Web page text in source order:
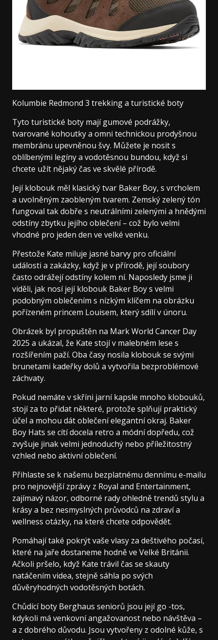
Kolumbie Redmond 3 trekking a turistické boty
Tyto turistické boty mají gumové podrážky,
tvarované kohoutky a omni technickou prodyšnou
membránu upevněnou švy. Můžete je nosit s
oblíbenými legíny a vodotěsnou bundou, když si
chcete užít nějaký čas ve skvělé přírodě.
Její klobouk měl klasický tvar Baker Boy, s vrcholem
a uvolněným zaobleným tvarem. Zemský zelený tón
fungoval tak dobře s neutrálními zelenými a hnědými
odstíny zbytku jejího oblečení – což bylo velmi
vhodné pro jeden den ve velké venku.
Přestože Kate miluje jasné barvy pro oficiální
události a zakázky, když je v přírodě, její soubory
často odrážejí odstíny kolem ní. Naposledy jsme ji
viděli, jak nosí její klobouk Baker Boy s velmi
podobným oblečením s nízkým klíčem na obrázku
pořízeném princem Louisem, který sdílí v únoru.
Obrázek byl propuštěn na Mark World Cancer Day
2025 a ukázal, že Kate stojí v malebném lese s
rozšířením paží. Oba časy nosila klobouk se svými
brunetami kadeřky dolů a vytvořila bezproblémové
záchvaty.
Pokud nemáte v skříni jarní kapsle mnoho klobouků,
stojí za to přidat některé, protože splňují praktický
účel a mohou dát oblečení elegantní okraj. Baker
Boy Hats se cítí docela retro a módní dopředu, což
zvyšuje jinak velmi jednoduchý nebo příležitostný
vzhled nebo aktivní oblečení.
Přihlaste se k našemu bezplatnému dennímu e-mailu
pro nejnovější zprávy z Royal and Entertainment,
zajímavý názor, odborné rady ohledně trendů stylu a
krásy a bez nesmyslných průvodců na zdraví a
wellness otázky, na které chcete odpovědět.
Pomáhají také pokrýt vaše vlasy za deštivého počasí,
které na jaře dostaneme hodně ve Velké Británii.
Ačkoli pršelo, když Kate trávil čas se skauty
natáčením videa, stejně sáhla po svých
důvěryhodných vodotěsných botách.
Chůdící boty Berghaus seniorů jsou její go -tos,
kdykoli má venkovní angažovanost nebo návštěva –
a z dobrého důvodu. Jsou vytvořeny z odolné kůže, s